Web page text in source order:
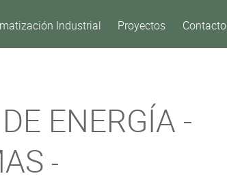
Industrial Proyectos Contacto
ENERGÍA -
-